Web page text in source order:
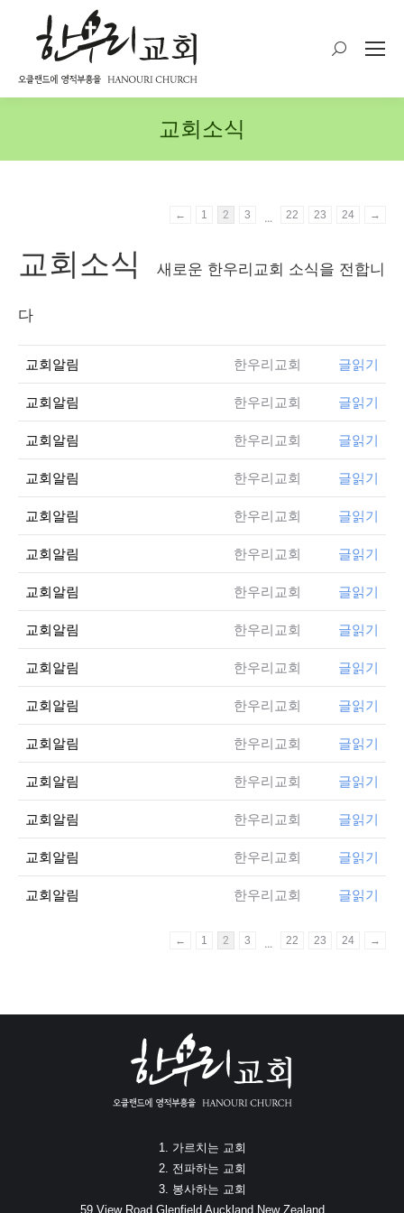
Search:
교회소식
← 1 2 3 … 22 23 24 →
교회소식 새로운 한우리교회 소식을 전합니
다
교회알림 한우리교회 글읽기
교회알림 한우리교회 글읽기
교회알림 한우리교회 글읽기
교회알림 한우리교회 글읽기
교회알림 한우리교회 글읽기
교회알림 한우리교회 글읽기
교회알림 한우리교회 글읽기
교회알림 한우리교회 글읽기
교회알림 한우리교회 글읽기
교회알림 한우리교회 글읽기
교회알림 한우리교회 글읽기
교회알림 한우리교회 글읽기
교회알림 한우리교회 글읽기
교회알림 한우리교회 글읽기
교회알림 한우리교회 글읽기
← 1 2 3 … 22 23 24 →
1. 가르치는 교회
2. 전파하는 교회
3. 봉사하는 교회
59 View Road Glenfield Auckland New Zealand